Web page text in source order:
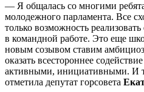
— Я общалась со многими
молодежного парламента. Все
только возможность
в командной работе. Это еще
новым созывом ставим
оказать всестороннее
активными, инициативными. И
отметила депутат горсовета